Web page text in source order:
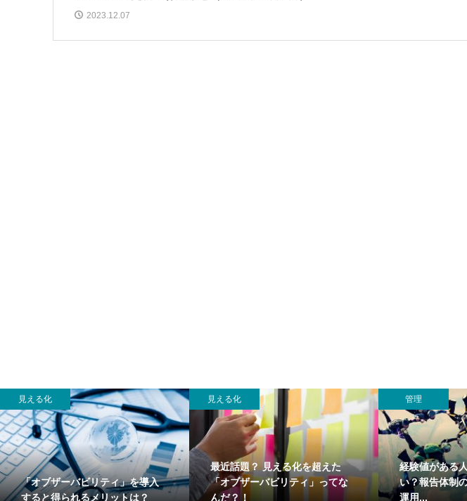
2023.12.07
見える化
「オブザーバビリティ」を導入
すると得られるメリットは？
見える化
最近話題？ 見える化を超えた
「オブザーバビリティ」ってな
んだ？！
管理
経験値がある
い？報告体制
運用...